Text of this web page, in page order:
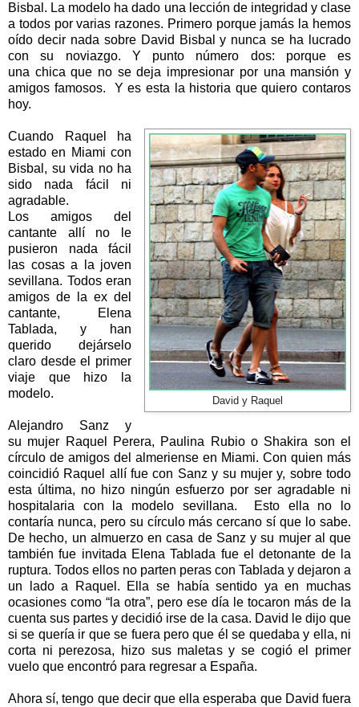
Bisbal. La modelo ha dado una lección de integridad y clase
a todos por varias razones. Primero porque jamás la hemos
oído decir nada sobre David Bisbal y nunca se ha lucrado
con su noviazgo. Y punto número dos: porque es
una chica que no se deja impresionar por una mansión y
amigos famosos. Y es esta la historia que quiero contaros
hoy.
David y Raquel
Cuando Raquel ha
estado en Miami con
Bisbal, su vida no ha
sido nada fácil ni
agradable.
Los amigos del
cantante allí no le
pusieron nada fácil
las cosas a la joven
sevillana. Todos eran
amigos de la ex del
cantante, Elena
Tablada, y han
querido dejárselo
claro desde el primer
viaje que hizo la
modelo.
Alejandro Sanzy
su mujer Raquel Perera, Paulina Rubio o Shakira son el
círculo de amigos del almeriense en Miami. Con quien más
coincidió Raquel allí fue con Sanz y su mujer y, sobre todo
esta última, no hizo ningún esfuerzo por ser agradable ni
hospitalaria con la modelo sevillana. Esto ella no lo
contaría nunca, pero su círculo más cercano sí que lo sabe.
De hecho, un almuerzo en casa de Sanz y su mujer al que
también fue invitada Elena Tablada fue el detonante de la
ruptura. Todos ellos no parten peras con Tablada y dejaron a
un lado a Raquel. Ella se había sentido ya en muchas
ocasiones como “la otra”, pero ese día le tocaron más de la
cuenta sus partes y decidió irse de la casa. David le dijo que
si se quería ir que se fuera pero que él se quedaba y ella, ni
corta ni perezosa, hizo sus maletas y se cogió el primer
vuelo que encontró para regresar a España.
Ahora sí, tengo que decir que ella esperaba que David fuera